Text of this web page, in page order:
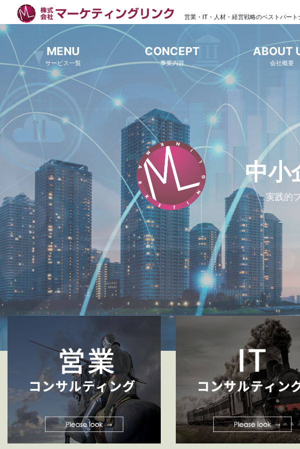
営業・IT・人材・経営戦略のベストパート
MENU
サービス一覧
CONCEPT
事業内容
ABOUT
会社概要
中小
実践的
成功
成果追